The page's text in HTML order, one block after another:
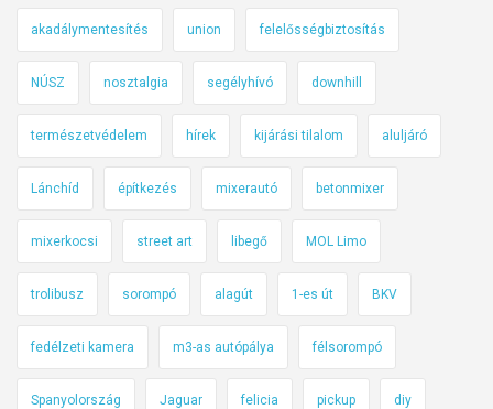
k
a
s
r
k
á
l
akadálymentesítés union felelősségbiztosítás
NÚSZ nosztalgia segélyhívó downhill
természetvédelem hírek kijárási tilalom aluljáró
Lánchíd építkezés mixerautó betonmixer
mixerkocsi street art libegő MOL Limo
trolibusz sorompó alagút 1-es út BKV
fedélzeti kamera m3-as autópálya félsorompó
Spanyolország Jaguar felicia pickup diy